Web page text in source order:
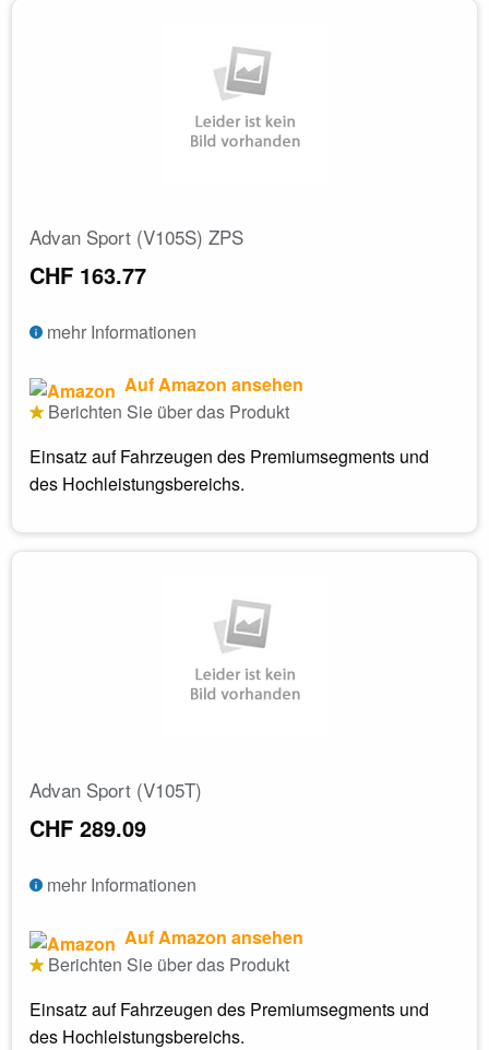
Advan Sport (V105S) ZPS
CHF 163.77
mehr Informationen
Auf Amazon ansehen
Berichten Sie über das Produkt
Einsatz auf Fahrzeugen des Premiumsegments und
des Hochleistungsbereichs.
Advan Sport (V105T)
CHF 289.09
mehr Informationen
Auf Amazon ansehen
Berichten Sie über das Produkt
Einsatz auf Fahrzeugen des Premiumsegments und
des Hochleistungsbereichs.